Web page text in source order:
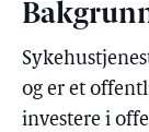
og er et
investere i